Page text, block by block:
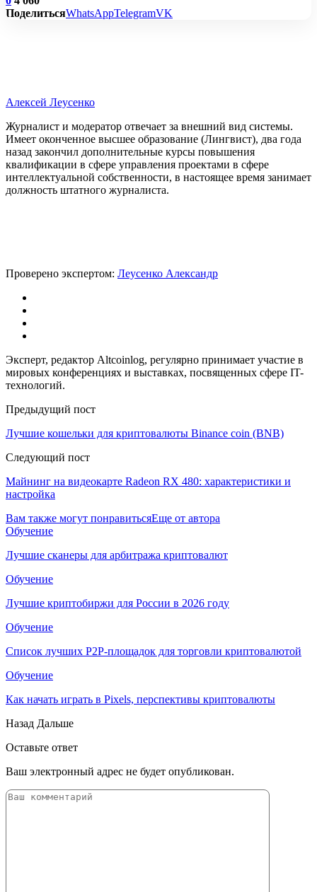
ПоделитьсяWhatsAppTelegramVK
Алексей Леусенко
Журналист и модератор отвечает за внешний вид системы.
Имеет оконченное высшее образование (Лингвист), два года
назад закончил дополнительные курсы повышения
квалификации в сфере управления проектами в сфере
интеллектуальной собственности, в настоящее время занимает
должность штатного журналиста.
Проверено экспертом: Леусенко Александр
Эксперт, редактор Altcoinlog, регулярно принимает участие в
мировых конференциях и выставках, посвященных сфере IT-
технологий.
Предыдущий пост
Лучшие кошельки для криптовалюты Binance coin (BNB)
Следующий пост
Майнинг на видеокарте Radeon RX 480: характеристики и
настройка
Вам также могут понравитьсяЕще от автора
Обучение
Лучшие сканеры для арбитража криптовалют
Обучение
Лучшие криптобиржи для России в 2026 году
Обучение
Список лучших P2P-площадок для торговли криптовалютой
Обучение
Как начать играть в Pixels, перспективы криптовалюты
Назад Дальше
Оставьте ответ
Ваш электронный адрес не будет опубликован.